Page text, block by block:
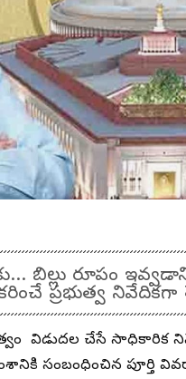
బిల్లు రూపం
ప్రభుత్వ నివేదికగా
విడుదల చేసే సాధికారిక
సంబంధించిన పూర్తి